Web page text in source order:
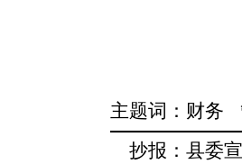
主题词：财务
抄报：县委